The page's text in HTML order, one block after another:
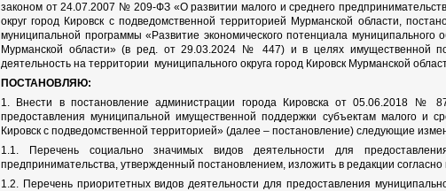
законом от 24.07.2007 № 209-ФЗ «О развитии малого и среднего
округ город Кировск с подведомственной территорией Мурманской области,
муниципальной программы «Развитие экономического потенциала
Мурманской области» (в ред. от 29.03.2024 № 447) и в целях имущественной
деятельность на территории муниципального округа город Кировск Мурманской
ПОСТАНОВЛЯЮ:
1. Внести в постановление администрации города Кировска от 05.06.2018 №
предоставления муниципальной имущественной поддержки субъектам малого и
Кировск с подведомственной территорией» (далее – постановление) следующие
1.1. Перечень социально значимых видов деятельности для
предпринимательства, утвержденный постановлением, изложить в редакции
1.2. Перечень приоритетных видов деятельности для предоставления